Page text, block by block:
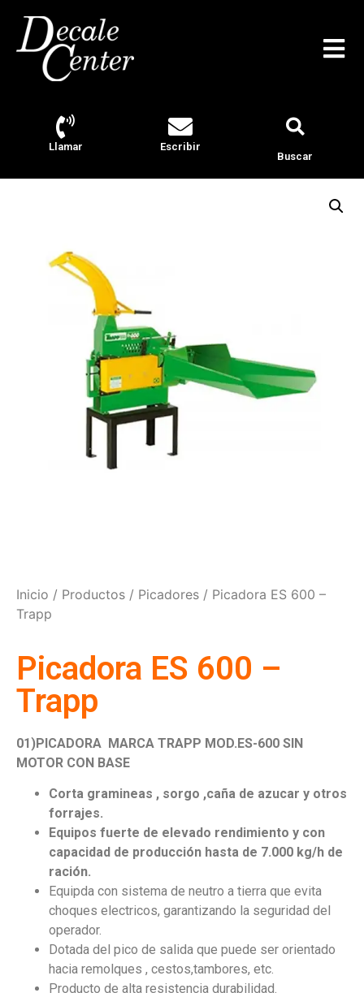
Llamar
Escribir
Buscar
Inicio / Productos / Picadores / Picadora ES 600 –
Trapp
Picadora ES 600 –
Trapp
01)PICADORA MARCA TRAPP MOD.ES-600 SIN
MOTOR CON BASE
Corta gramineas , sorgo ,caña de azucar y otros
forrajes.
Equipos fuerte de elevado rendimiento y con
capacidad de producción hasta de 7.000 kg/h de
ración.
Equipda con sistema de neutro a tierra que evita
choques electricos, garantizando la seguridad del
operador.
Dotada del pico de salida que puede ser orientado
hacia remolques , cestos,tambores, etc.
Producto de alta resistencia durabilidad.